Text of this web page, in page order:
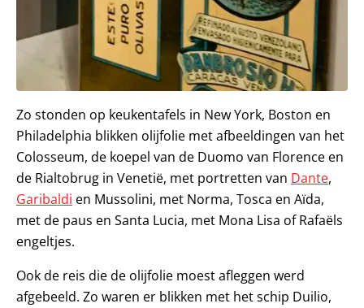
Zo stonden op keukentafels in New York, Boston en
Philadelphia blikken olijfolie met afbeeldingen van het
Colosseum, de koepel van de Duomo van Florence en
de Rialtobrug in Venetië, met portretten van Dante,
Garibaldi en Mussolini, met Norma, Tosca en Aïda,
met de paus en Santa Lucia, met Mona Lisa of Rafaëls
engeltjes.
Ook de reis die de olijfolie moest afleggen werd
afgebeeld. Zo waren er blikken met het schip Duilio,